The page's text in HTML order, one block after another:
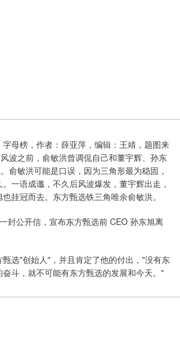
母榜，作者：薛亚萍，编辑：王靖，题图来
波之前，俞敏洪曾调侃自己和董宇辉、孙东
俞敏洪可能是口误，因为三角形最为稳固，
一语成谶，不久后风波爆发，董宇辉出走，
挂冠而去。东方甄选铁三角唯余俞敏洪。
封公开信，宣布东方甄选前 CEO 孙东旭离
选"创始人"，并且肯定了他的付出，"没有东
斗，就不可能有东方甄选的发展和今天。"